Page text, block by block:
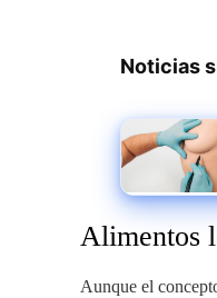
Noticias
Alimentos
Aunque el